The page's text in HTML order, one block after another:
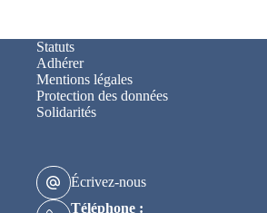
Statuts
Adhérer
Mentions légales
Protection des données
Solidarités
Écrivez-nous
Téléphone :